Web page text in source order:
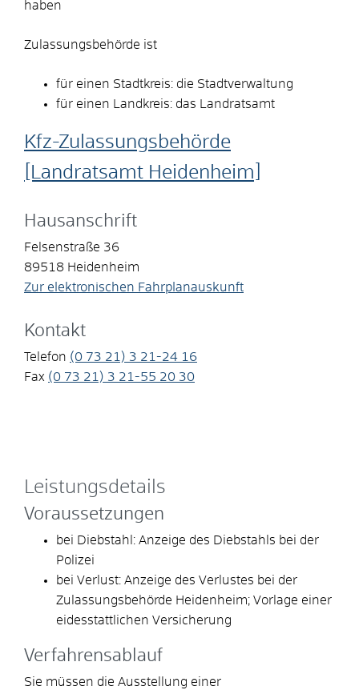
haben
Zulassungsbehörde ist
für einen Stadtkreis: die Stadtverwaltung
für einen Landkreis: das Landratsamt
Kfz-Zulassungsbehörde
[Landratsamt Heidenheim]
Hausanschrift
Felsenstraße 36
89518 Heidenheim
Zur elektronischen Fahrplanauskunft
Kontakt
Telefon (0 73 21) 3 21-24 16
Fax (0 73 21) 3 21-55 20 30
Leistungsdetails
Voraussetzungen
bei Diebstahl: Anzeige des Diebstahls bei der
Polizei
bei Verlust: Anzeige des Verlustes bei der
Zulassungsbehörde Heidenheim; Vorlage einer
eidesstattlichen Versicherung
Verfahrensablauf
Sie müssen die Ausstellung einer